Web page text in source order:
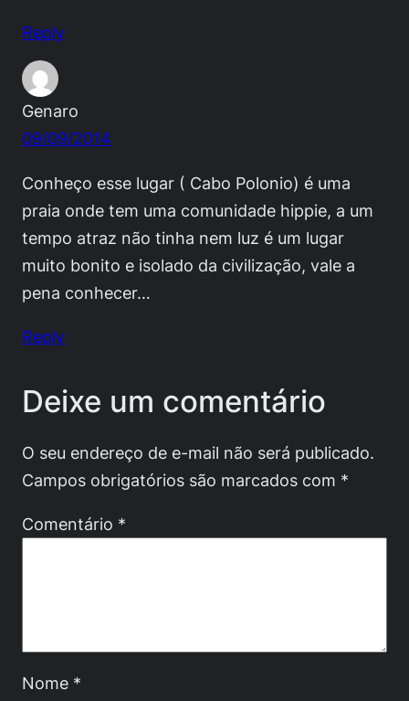
Reply
Genaro
09/09/2014
Conheço esse lugar ( Cabo Polonio) é uma
praia onde tem uma comunidade hippie, a um
tempo atraz não tinha nem luz é um lugar
muito bonito e isolado da civilização, vale a
pena conhecer…
Reply
Deixe um comentário
O seu endereço de e-mail não será publicado.
Campos obrigatórios são marcados com *
Comentário *
Nome *